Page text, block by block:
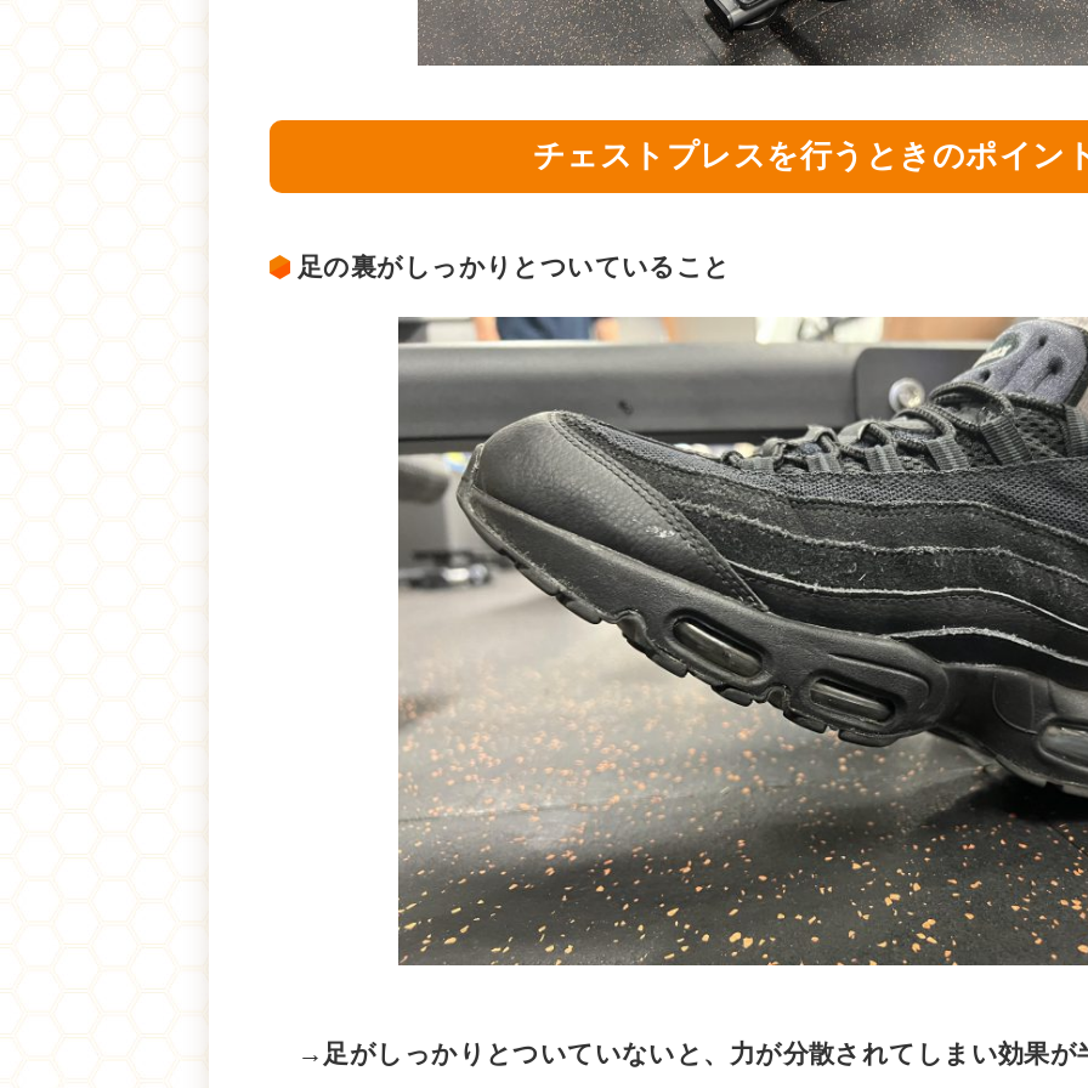
チェストプレスを行うときのポイン
足の裏がしっかりとついていること
→足がしっかりとついていないと、力が分散されてしまい効果が